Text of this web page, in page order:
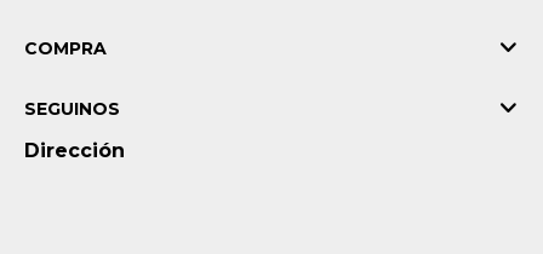
COMPRA
Dirección
SEGUINOS